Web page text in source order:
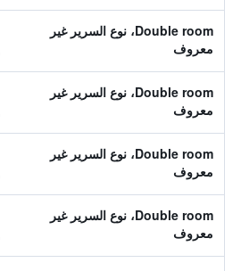
Double room، نوع السرير غير
معروف
Double room، نوع السرير غير
معروف
Double room، نوع السرير غير
معروف
Double room، نوع السرير غير
معروف